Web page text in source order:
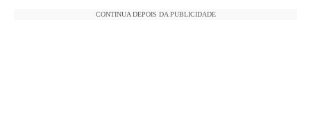
CONTINUA DEPOIS DA PUBLICIDADE